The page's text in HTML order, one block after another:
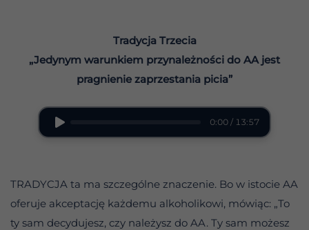
Tradycja Trzecia
„Jedynym warunkiem przynależności do AA jest
pragnienie zaprzestania picia”
0:00 / 13:57
TRADYCJA ta ma szczególne znaczenie. Bo w istocie AA
oferuje akceptację każdemu alkoholikowi, mówiąc: „To
ty sam decydujesz, czy należysz do AA. Ty sam możesz